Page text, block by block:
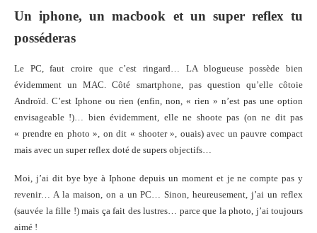
Un iphone, un macbook et un super reflex tu
posséderas
Le PC, faut croire que c’est ringard… LA blogueuse possède bien
évidemment un MAC. Côté smartphone, pas question qu’elle côtoie
Androïd. C’est Iphone ou rien (enfin, non, « rien » n’est pas une option
envisageable !)… bien évidemment, elle ne shoote pas (on ne dit pas
« prendre en photo », on dit « shooter », ouais) avec un pauvre compact
mais avec un super reflex doté de supers objectifs…
Moi, j’ai dit bye bye à Iphone depuis un moment et je ne compte pas y
revenir… A la maison, on a un PC… Sinon, heureusement, j’ai un reflex
(sauvée la fille !) mais ça fait des lustres… parce que la photo, j’ai toujours
aimé !